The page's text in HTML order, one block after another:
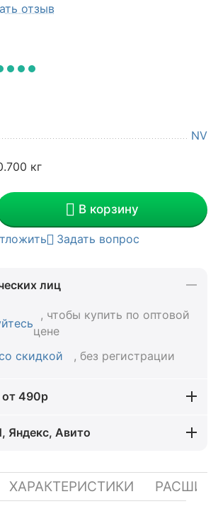
отзыв
NV
кг
В корзину
Задать вопрос
лиц
, чтобы купить по оптовой
цене
скидкой
, без регистрации
490р
Яндекс, Авито
ХАРАКТЕРИСТИКИ